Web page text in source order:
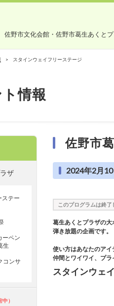
佐野市文化会館・佐野市葛生あくと
スタインウェイフリーステージ
情報
佐野市
2024年2月
このプログラムは終了
葛生あくとプラザの
弾き放題の企画です。
使い方はあなたのアイ
仲間とワイワイ、プ
スタインウェ
ザ
ステー
ペン
生
コンサ
中）